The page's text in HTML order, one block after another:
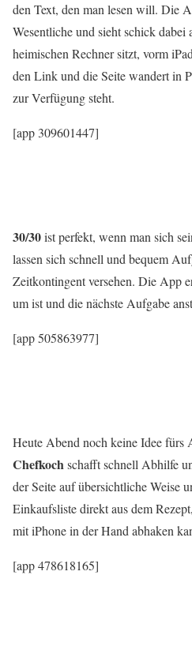
den Text, den man lesen will. Die
Wesentliche und sieht schick dabei
heimischen Rechner sitzt, vorm
den Link und die Seite wandert in
zur Verfügung steht.
[app 309601447]
30/30ist perfekt, wenn man sich
lassen sich schnell und bequem
Zeitkontingent versehen. Die App
um ist und die nächste Aufgabe
[app 505863977]
Heute Abend noch keine Idee fürs
Chefkoch schafft schnell Abhilfe
der Seite auf übersichtliche Weise
Einkaufsliste direkt aus dem
mit iPhone in der Hand abhaken
[app 478618165]